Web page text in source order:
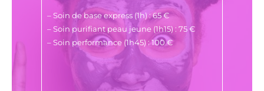
– Soin de base express (1h) : 65 €
– Soin purifiant peau jeune (1h15) : 75 €
– Soin performance (1h45) : 100 €